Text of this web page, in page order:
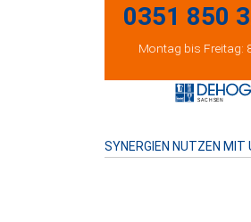
0351 850
Montag bis Freitag:
SYNERGIEN NUTZEN MIT